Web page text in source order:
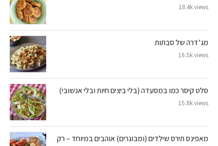
18.4k views
מג’דרה של סבתות
16.5k views
סלט קיסר כמו במסעדה (בלי ביצים חיות ובלי אנשובי)
15.8k views
מאפינס תירס שילדים (ומבוגרים) אוהבים במיוחד – רק